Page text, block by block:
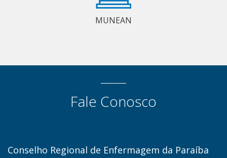
MUNEAN
Fale Conosco
Conselho Regional de Enfermagem da Paraíba